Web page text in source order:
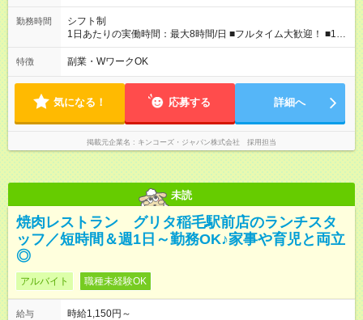
勤務時間
シフト制
1日あたりの実働時間：最大8時間/日 ■フルタイム大歓迎！ ■1日
6時間以上、週4日からOK ■シフト例 ※状況に応じて要相談 実
働8時間例：9:00～18:00、11:00～20:00 実働6時間例：11:00～
特徴 副業・WワークOK
気になる！ 応募する 詳細へ
掲載元企業名 キンコーズ・ジャパン株式会社 採用担当
未読
焼肉レストラン グリタ稲毛駅前店のランチスタ
ッフ／短時間＆週1日～勤務OK♪家事や育児と両立
◎
アルバイト 職種未経験OK
給与
時給1,150円～